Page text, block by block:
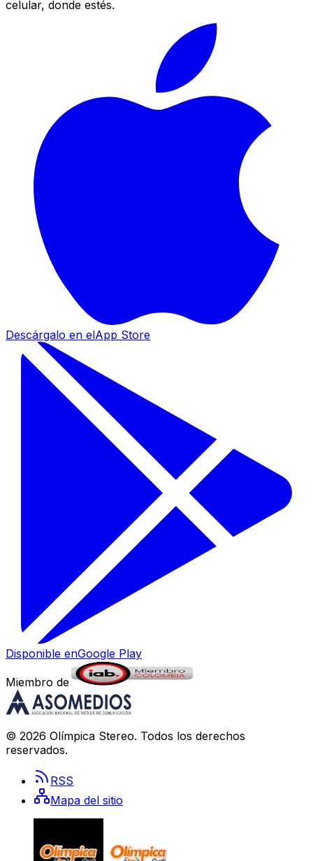
celular, donde estés.
Descárgalo en elApp Store
Disponible enGoogle Play
Miembro de
© 2026 Olímpica Stereo. Todos los derechos
reservados.
RSS
Mapa del sitio